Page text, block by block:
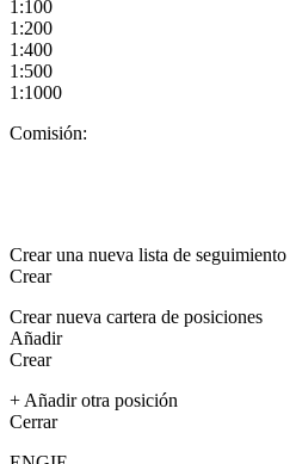
1:100
1:200
1:400
1:500
1:1000
Comisión:
Crear una nueva lista de seguimiento
Crear
Crear nueva cartera de posiciones
Añadir
Crear
+ Añadir otra posición
Cerrar